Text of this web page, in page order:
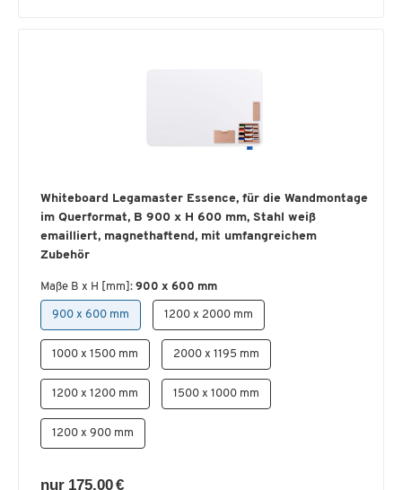
Whiteboard Legamaster Essence, für die Wandmontage
im Querformat, B 900 x H 600 mm, Stahl weiß
emailliert, magnethaftend, mit umfangreichem
Zubehör
Maße B x H [mm]: 900 x 600 mm
900 x 600 mm 1200 x 2000 mm
1000 x 1500 mm 2000 x 1195 mm
1200 x 1200 mm 1500 x 1000 mm
1200 x 900 mm
nur 175,00 €